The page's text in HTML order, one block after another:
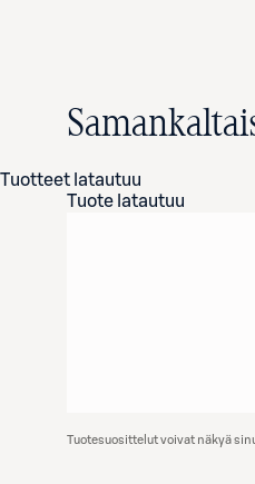
Tuotteet latautuu
Tuote latautuu
Tuotesuosittelut voivat näkyä